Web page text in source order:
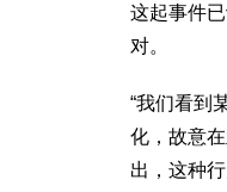
这起事件
对。
“我们看到
化，故意
出，这种